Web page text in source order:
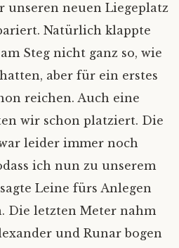
unseren neuen Liegeplatz
Natürlich klappte
Steg nicht ganz so, wie
aber für ein erstes
reichen. Auch eine
wir schon platziert. Die
leider immer noch
ich nun zu unserem
Leine fürs Anlegen
Die letzten Meter nahm
und Runar bogen